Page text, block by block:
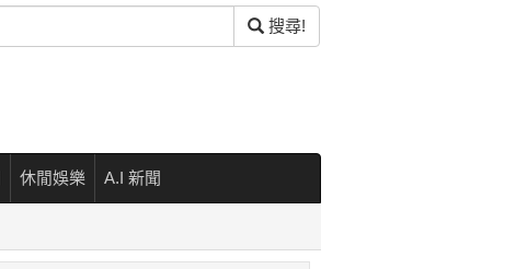
搜尋!
休閒娛樂 A.I 新聞